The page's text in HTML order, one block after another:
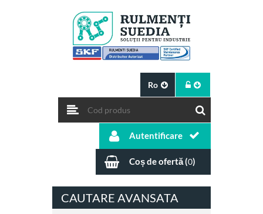
Ro
Autentificare
Coș de ofertă (0)
CAUTARE AVANSATA